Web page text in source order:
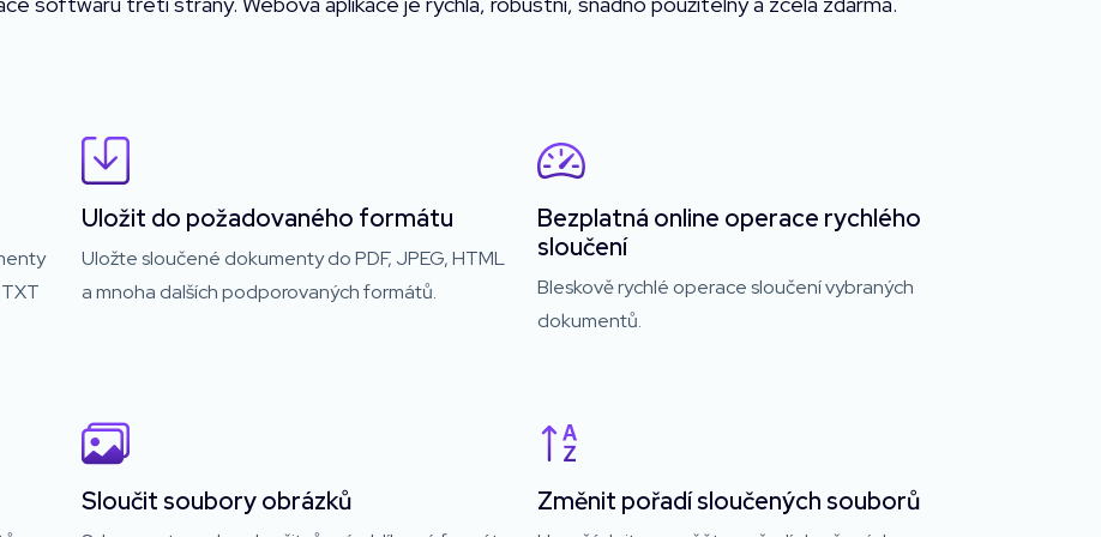
Uložit do požadovaného formátu
Uložte sloučené dokumenty do PDF, JPEG, HTML
a mnoha dalších podporovaných formátů.
Bezplatná online operace rychlého
sloučení
Bleskově rychlé operace sloučení vybraných
dokumentů.
Sloučit soubory obrázků Změnit pořadí sloučených souborů